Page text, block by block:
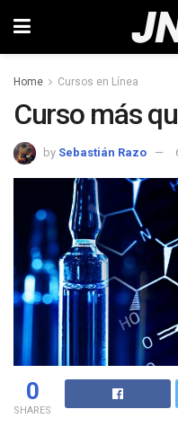
Home Cursos en Línea
Curso más
by Sebastián Razo
0
SHARES